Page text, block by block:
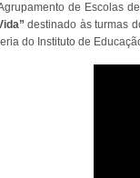
de Escolas
destinado às turmas
do Instituto de